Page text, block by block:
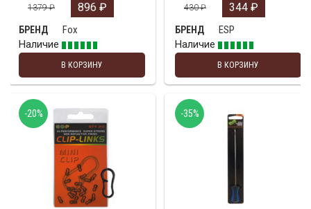
1379₽ 896 ₽
БРЕНД
Fox
Наличие
В КОРЗИНУ
430₽ 344 ₽
БРЕНД
ESP
Наличие
В КОРЗИНУ
-20% -35%